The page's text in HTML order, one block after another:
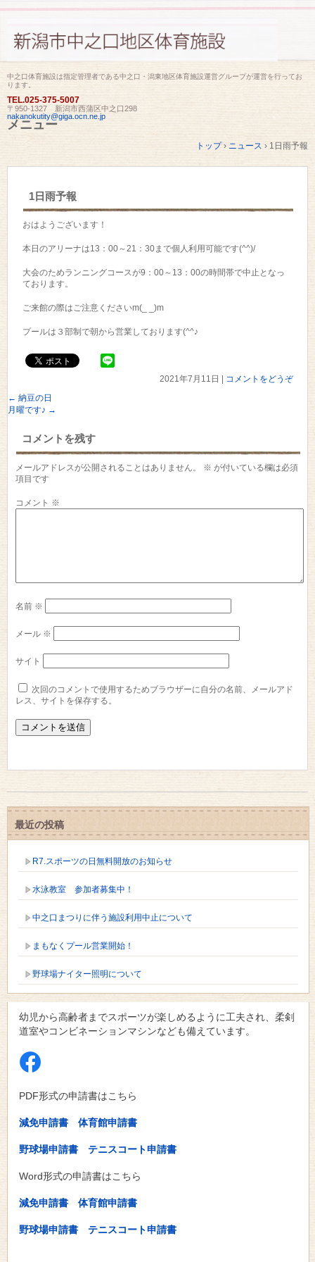
中之口体育施設は指定管理者である中之口・潟東地区体育施設運営グループが運営を行ってお
ります。
TEL.025-375-5007
〒950-1327 新潟市西蒲区中之口298
nakanokutity@giga.ocn.ne.jp
メニュー
トップ › ニュース › 1日雨予報
1日雨予報
おはようございます！
本日のアリーナは13：00～21：30まで個人利用可能です(^^)/
大会のためランニングコースが9：00～13：00の時間帯で中止となっ
ております。
ご来館の際はご注意くださいm(_ _)m
プールは３部制で朝から営業しております(^^♪
2021年7月11日
コメントをどうぞ
← 納豆の日
月曜です♪ →
コメントを残す
メールアドレスが公開されることはありません。 ※ が付いている欄は必須
項目です
コメント ※
名前 ※
メール ※
サイト
次回のコメントで使用するためブラウザーに自分の名前、メールアド
レス、サイトを保存する。
最近の投稿
R7.スポーツの日無料開放のお知らせ
水泳教室 参加者募集中！
中之口まつりに伴う施設利用中止について
まもなくプール営業開始！
野球場ナイター照明について
幼児から高齢者までスポーツが楽しめるように工夫され、柔剣
道室やコンビネーションマシンなども備えています。
PDF形式の申請書はこちら
減免申請書 体育館申請書
野球場申請書 テニスコート申請書
Word形式の申請書はこちら
減免申請書 体育館申請書
野球場申請書 テニスコート申請書